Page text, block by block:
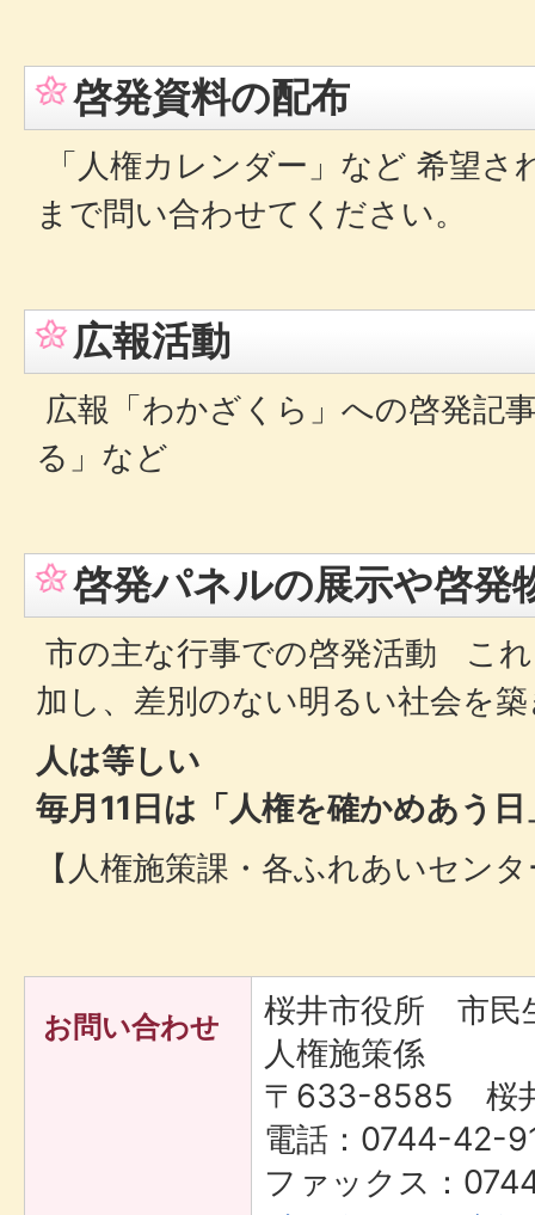
啓発資料の配布
「人権カレンダー」など 希望さ
まで問い合わせてください。
広報活動
広報「わかざくら」への啓発記
る」など
啓発パネルの展示や啓発
市の主な行事での啓発活動 こ
加し、差別のない明るい社会を
人は等しい
毎月11日は「人権を確かめあう日
【人権施策課・各ふれあいセン
お問い合わせ
桜井市役所 市
人権施策係
〒633-8585 桜
電話：0744-42-
ファックス：